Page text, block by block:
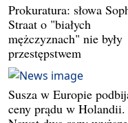
Prokuratura: słowa
Straat o "białych
mężczyznach" nie były
przestępstwem
Susza w Europie
ceny prądu w Holandii.